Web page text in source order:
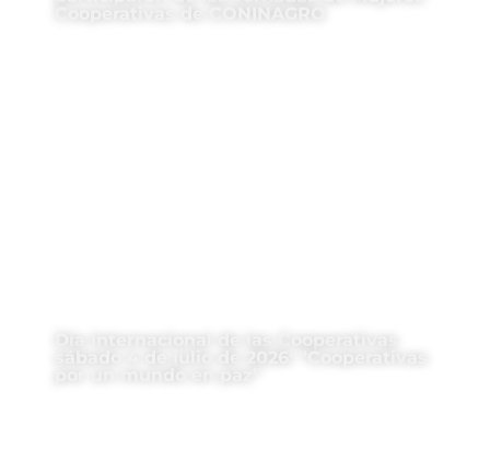
Día Internacional de las Cooperativas